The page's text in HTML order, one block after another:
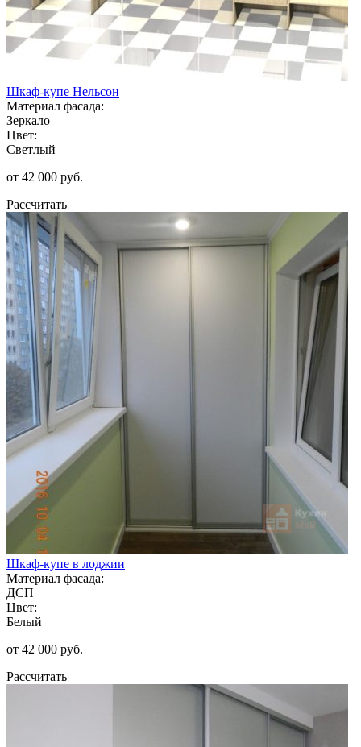
Шкаф-купе Нельсон
Материал фасада:
Зеркало
Цвет:
Светлый
от 42 000 руб.
Рассчитать
Шкаф-купе в лоджии
Материал фасада:
ДСП
Цвет:
Белый
от 42 000 руб.
Рассчитать